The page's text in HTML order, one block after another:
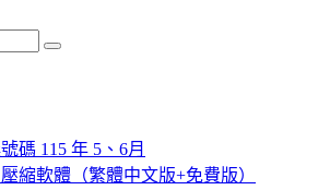
Search
碼 115 年 5、6月
縮軟體（繁體中文版+免費版）